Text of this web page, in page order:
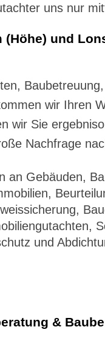
uns nur
und
wir Ihren
wir Sie
Nachfrage
Gebäuden,
und
&